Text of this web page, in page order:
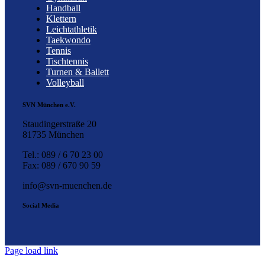
Handball
Klettern
Leichtathletik
Taekwondo
Tennis
Tischtennis
Turnen & Ballett
Volleyball
SVN München e.V.
Staudingerstraße 20
81735 München
Tel.: 089 / 6 70 23 00
Fax: 089 / 670 90 59
info@svn-muenchen.de
Social Media
Page load link